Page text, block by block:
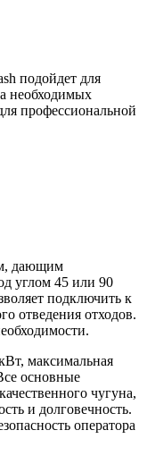
подойдет для
необходимых
профессиональной
дающим
углом 45 или 90
подключить к
отведения отходов.
максимальная
основные
чугуна,
и долговечность.
оператора